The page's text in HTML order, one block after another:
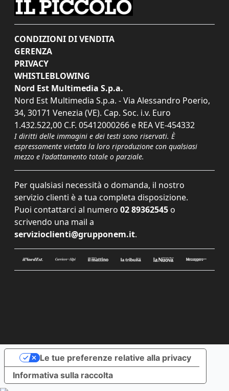
CONDIZIONI DI VENDITA
GERENZA
PRIVACY
WHISTLEBLOWING
Nord Est Multimedia S.p.a.
Nord Est Multimedia S.p.a. - Via Alessandro Poerio,
34, 30171 Venezia (VE). Cap. Soc. i.v. Euro
1.432.522,00 C.F. 05412000266 e REA VE-454332
I diritti delle immagini e dei testi sono riservati. È
espressamente vietata la loro riproduzione con qualsiasi
mezzo e l'adattamento totale o parziale.
Per qualsiasi necessità o domanda, il nostro
servizio clienti è a tua completa disposizione.
Puoi contattarci al numero 02 89362545 o
scrivendo una mail a
servizioclienti@grupponem.it.
Informativa sulla raccolta
Le tue preferenze relative alla privacy